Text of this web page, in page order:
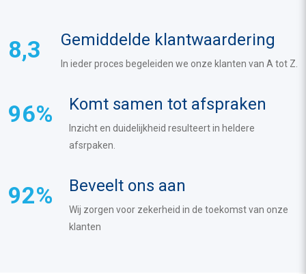
8,3 Gemiddelde klantwaardering
In ieder proces begeleiden we onze klanten van A tot Z.
96% Komt samen tot afspraken
Inzicht en duidelijkheid resulteert in heldere
afsrpaken.
92% Beveelt ons aan
Wij zorgen voor zekerheid in de toekomst van onze
klanten